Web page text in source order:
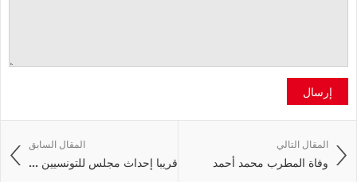
إرسال
المقال السابق
قريبا إحداث مجلس للتونسيين ...
المقال التالي
وفاة المطرب محمد أحمد